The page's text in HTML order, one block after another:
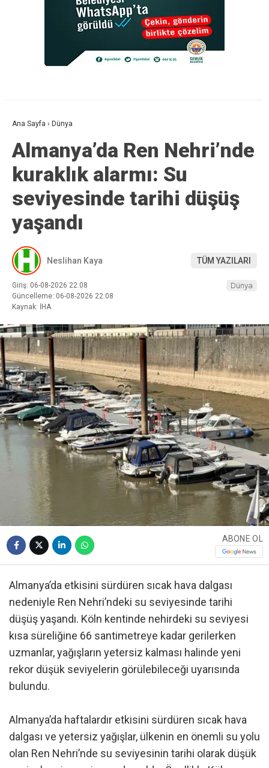
Ana Sayfa › Dünya
Almanya’da Ren Nehri’nde
kuraklık alarmı: Su
seviyesinde tarihi düşüş
yaşandı
Neslihan Kaya TÜM YAZILARI
Giriş: 06-08-2026 22:08
Güncelleme: 06-08-2026 22:08
Kaynak: İHA
Dünya
ABONE OL
Almanya’da etkisini sürdüren sıcak hava dalgası
nedeniyle Ren Nehri’ndeki su seviyesinde tarihi
düşüş yaşandı. Köln kentinde nehirdeki su seviyesi
kısa süreliğine 66 santimetreye kadar gerilerken
uzmanlar, yağışların yetersiz kalması halinde yeni
rekor düşük seviyelerin görülebileceği uyarısında
bulundu.
Almanya’da haftalardır etkisini sürdüren sıcak hava
dalgası ve yetersiz yağışlar, ülkenin en önemli su yolu
olan Ren Nehri’nde su seviyesinin tarihi olarak düşük